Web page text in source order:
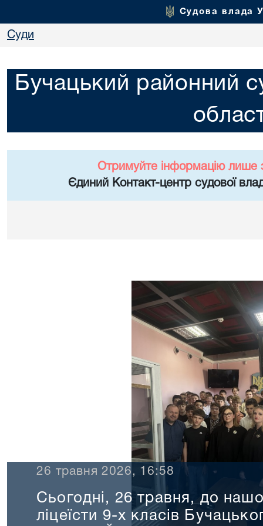
Судова влада
Суди
Бучацький районний
Отримуйте інформацію лише
Єдиний Контакт-центр судової
26 травня 2026, 16:58
Сьогодні, 26 травня, до
ліцеїсти 9-х класів